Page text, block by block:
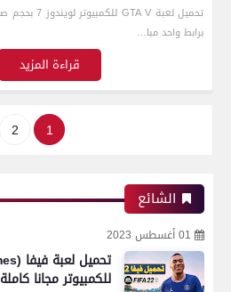
برابط واحد مبا…
قراءة المزيد
1
2
الشائع
01 أغسطس 2023
للكمبيوتر مجانا كاملة